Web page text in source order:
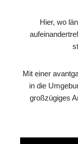
Hier, wo
Mit einer
in die
großzügiges